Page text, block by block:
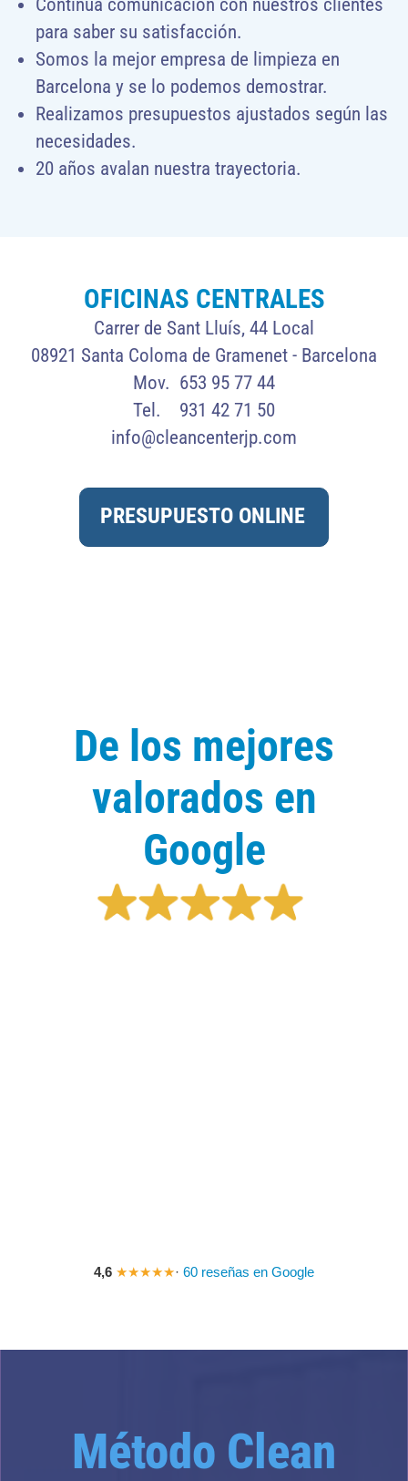
Continua comunicación con nuestros clientes
para saber su satisfacción.
Somos la mejor empresa de limpieza en
Barcelona y se lo podemos demostrar.
Realizamos presupuestos ajustados según las
necesidades.
20 años avalan nuestra trayectoria.
OFICINAS CENTRALES
Carrer de Sant Lluís, 44 Local
08921 Santa Coloma de Gramenet - Barcelona
Mov. 653 95 77 44
Tel. 931 42 71 50
info@cleancenterjp.com
PRESUPUESTO ONLINE
De los mejores
valorados en
Google
4,6 ★★★★★· 60 reseñas en Google
Método Clean